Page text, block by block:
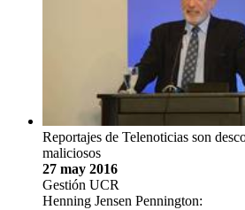
Reportajes de Telenoticias son
maliciosos
27 may 2016
Gestión UCR
Henning Jensen Pennington: